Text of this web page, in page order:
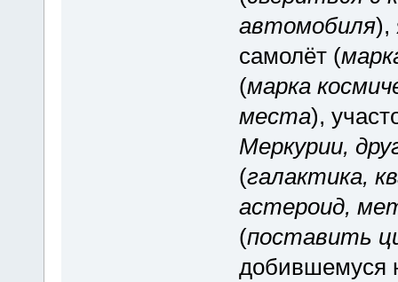
автомобиля),
самолёт (
(марка
места),
Меркурии,
(галактика,
астероид,
(поставить
добившемуся